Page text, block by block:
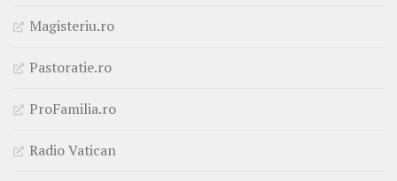
Magisteriu.ro
Pastoratie.ro
ProFamilia.ro
Radio Vatican